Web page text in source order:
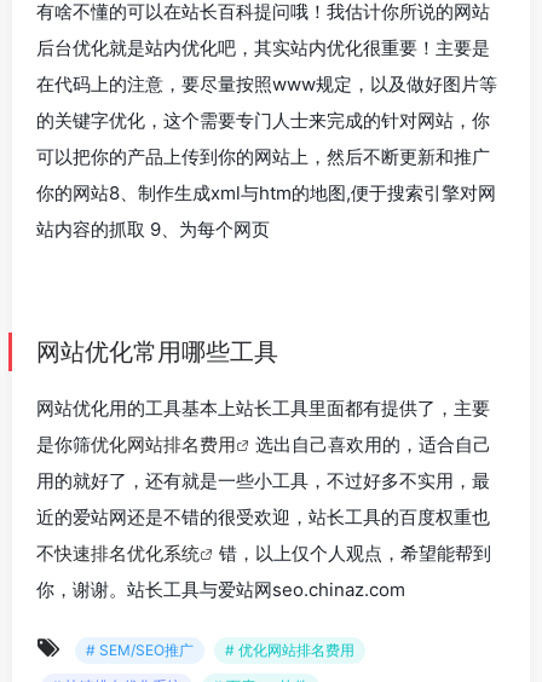
有啥不懂的可以在站长百科提问哦！我估计你所说的网站
后台优化就是站内优化吧，其实站内优化很重要！主要是
在代码上的注意，要尽量按照www规定，以及做好图片等
的关键字优化，这个需要专门人士来完成的针对网站，你
可以把你的产品上传到你的网站上，然后不断更新和推广
你的网站8、制作生成xml与htm的地图,便于搜索引擎对网
站内容的抓取 9、为每个网页
网站优化常用哪些工具
网站优化用的工具基本上站长工具里面都有提供了，主要
是你筛优化网站排名费用
选出自己喜欢用的，适合自己
用的就好了，还有就是一些小工具，不过好多不实用，最
近的爱站网还是不错的很受欢迎，站长工具的百度权重也
不快速排名优化系统
错，以上仅个人观点，希望能帮到
你，谢谢。站长工具与爱站网seo.chinaz.com
# SEM/SEO推广
# 优化网站排名费用